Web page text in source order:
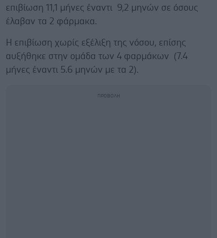
επιβίωση 11,1 μήνες έναντι 9,2 μηνών σε όσους
έλαβαν τα 2 φάρμακα.
Η επιβίωση χωρίς εξέλιξη της νόσου, επίσης
αυξήθηκε στην ομάδα των 4 φαρμάκων (7.4
μήνες έναντι 5.6 μηνών με τα 2).